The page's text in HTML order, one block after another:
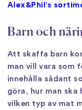
Alex&Phil’s
Barn och
Att skaffa barn
man vill vara som
innehålla sådant
göra, hur man
vilken typ av mat